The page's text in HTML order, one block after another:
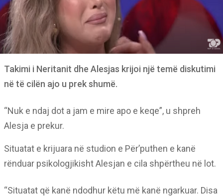
Takimi i Neritanit dhe Alesjas krijoi një temë diskutimi
në të cilën ajo u prek shumë.
“Nuk e ndaj dot a jam e mire apo e keqe”, u shpreh
Alesja e prekur.
Situatat e krijuara në studion e Për’puthen e kanë
rënduar psikologjikisht Alesjan e cila shpërtheu në lot.
“Situatat që kanë ndodhur këtu më kanë ngarkuar. Disa